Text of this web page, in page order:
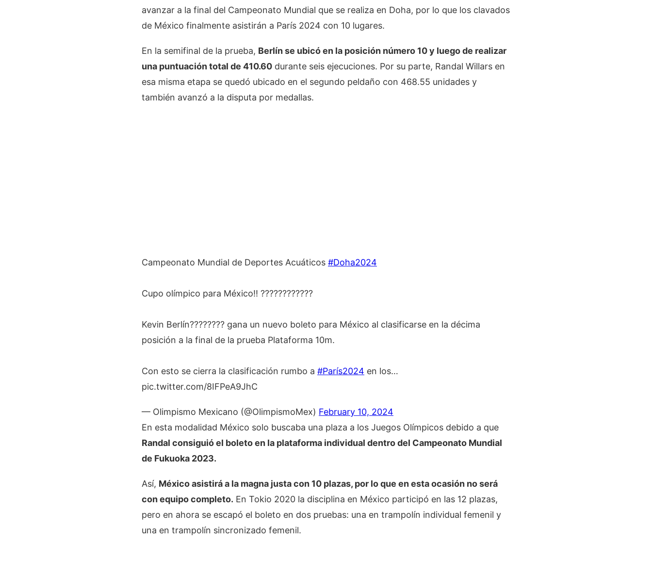
avanzar a la final del Campeonato Mundial que se realiza en Doha, por lo que los clavados
de México finalmente asistirán a París 2024 con 10 lugares.
En la semifinal de la prueba, Berlín se ubicó en la posición número 10 y luego de realizar
una puntuación total de 410.60 durante seis ejecuciones. Por su parte, Randal Willars en
esa misma etapa se quedó ubicado en el segundo peldaño con 468.55 unidades y
también avanzó a la disputa por medallas.
Campeonato Mundial de Deportes Acuáticos #Doha2024
Cupo olímpico para México!! ????️????????
Kevin Berlín???????? gana un nuevo boleto para México al clasificarse en la décima
posición a la final de la prueba Plataforma 10m.
Con esto se cierra la clasificación rumbo a #París2024 en los…
pic.twitter.com/8IFPeA9JhC
— Olimpismo Mexicano (@OlimpismoMex) February 10, 2024
En esta modalidad México solo buscaba una plaza a los Juegos Olímpicos debido a que
Randal consiguió el boleto en la plataforma individual dentro del Campeonato Mundial
de Fukuoka 2023.
Así, México asistirá a la magna justa con 10 plazas, por lo que en esta ocasión no será
con equipo completo. En Tokio 2020 la disciplina en México participó en las 12 plazas,
pero en ahora se escapó el boleto en dos pruebas: una en trampolín individual femenil y
una en trampolín sincronizado femenil.